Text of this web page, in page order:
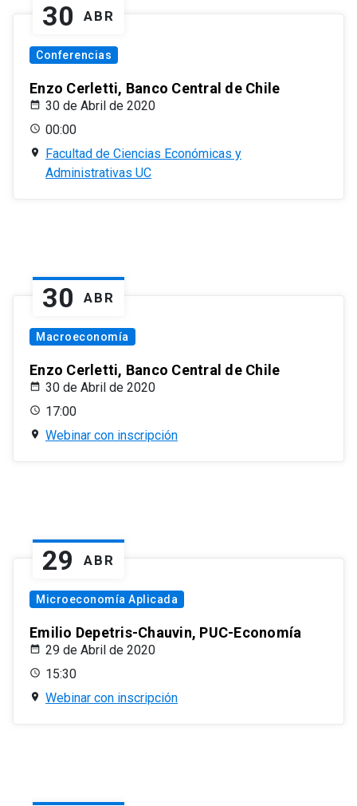
30 ABR
Conferencias
Enzo Cerletti, Banco Central de Chile
30 de Abril de 2020
00:00
Facultad de Ciencias Económicas y
Administrativas UC
30 ABR
Macroeconomía
Enzo Cerletti, Banco Central de Chile
30 de Abril de 2020
17:00
Webinar con inscripción
29 ABR
Microeconomía Aplicada
Emilio Depetris-Chauvin, PUC-Economía
29 de Abril de 2020
15:30
Webinar con inscripción